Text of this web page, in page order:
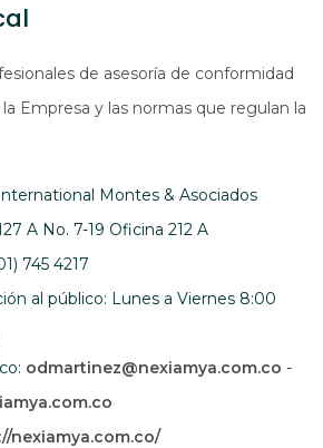
de asesoría de conformidad
Empresa y las normas que regulan la
Montes & Asociados
A No. 7-19 Oficina 212 A
745 4217
al público: Lunes a Viernes 8:00
odmartinez@nexiamya.com.co -
nexiamya.com.co/Abre en una nueva